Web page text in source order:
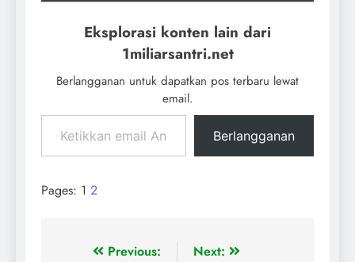
Eksplorasi konten lain dari
1miliarsantri.net
Berlangganan untuk dapatkan pos terbaru lewat
email.
Berlangganan
Pages: 1 2
Previous:
Next: